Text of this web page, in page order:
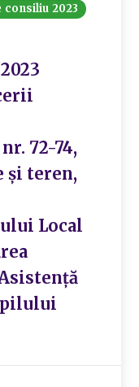
consiliu 2023
72-74,
și teren,
Local